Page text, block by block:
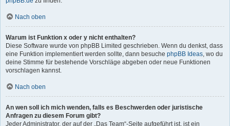
Nach oben
Warum ist Funktion x oder y nicht enthalten?
Diese Software wurde von phpBB Limited geschrieben. Wenn du denkst, dass
eine Funktion implementiert werden sollte, dann besuche phpBB Ideas, wo du
deine Stimme für bestehende Vorschläge abgeben oder neue Funktionen
vorschlagen kannst.
Nach oben
An wen soll ich mich wenden, falls es Beschwerden oder juristische
Anfragen zu diesem Forum gibt?
Jeder Administrator, der auf der „Das Team“-Seite aufgeführt ist, ist ein